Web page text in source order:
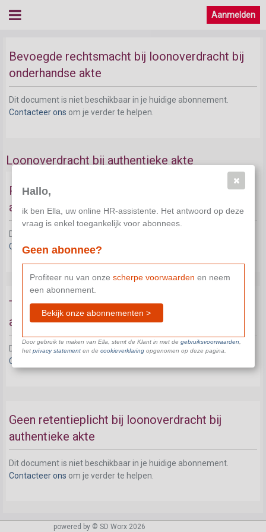
Aanmelden
Bevoegde rechtsmacht bij loonoverdracht bij
onderhandse akte
Dit document is niet beschikbaar in je huidige abonnement.
Contacteer ons om je verder te helpen.
Loonoverdracht bij authentieke akte
Principe van loonoverdracht bij authentieke
akte
Dit document is niet beschikbaar in je huidige abonnement.
Contacteer onsom je verder te helpen.
Tegenstelbaarheid bij loonoverdracht bij
authentieke akte
Dit document is niet beschikbaar in je huidige abonnement.
Contacteer ons
Geen retentieplicht bij loonoverdracht bij
authentieke akte
Dit document is niet beschikbaar in je huidige abonnement.
Contacteer ons om je verder te helpen.
powered by © SD Worx 2026
Hallo,
ik ben Ella, uw online HR-assistente. Het antwoord op deze
vraag is enkel toegankelijk voor abonnees.
Geen abonnee?
Profiteer nu van onze scherpe voorwaarden en neem
een abonnement.
Bekijk onze abonnementen >
Door gebruik te maken van Ella, stemt de Klant in met de gebruiksvoorwaarden
het privacy statementen de cookieverklaringopgenomen op deze pagina.